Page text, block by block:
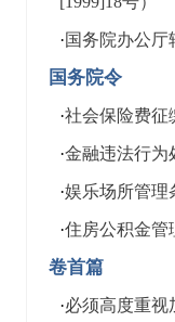
·国务院办公
国务院令
·社会保险费征
·金融违法行为
·娱乐场所管理
·住房公积金管
卷首篇
·必须高度重视